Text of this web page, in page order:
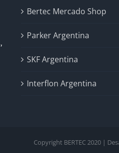
Bertec Mercado Shop
Parker Argentina
SKF Argentina
Interflon Argentina
Copyright BERTEC 2020 |